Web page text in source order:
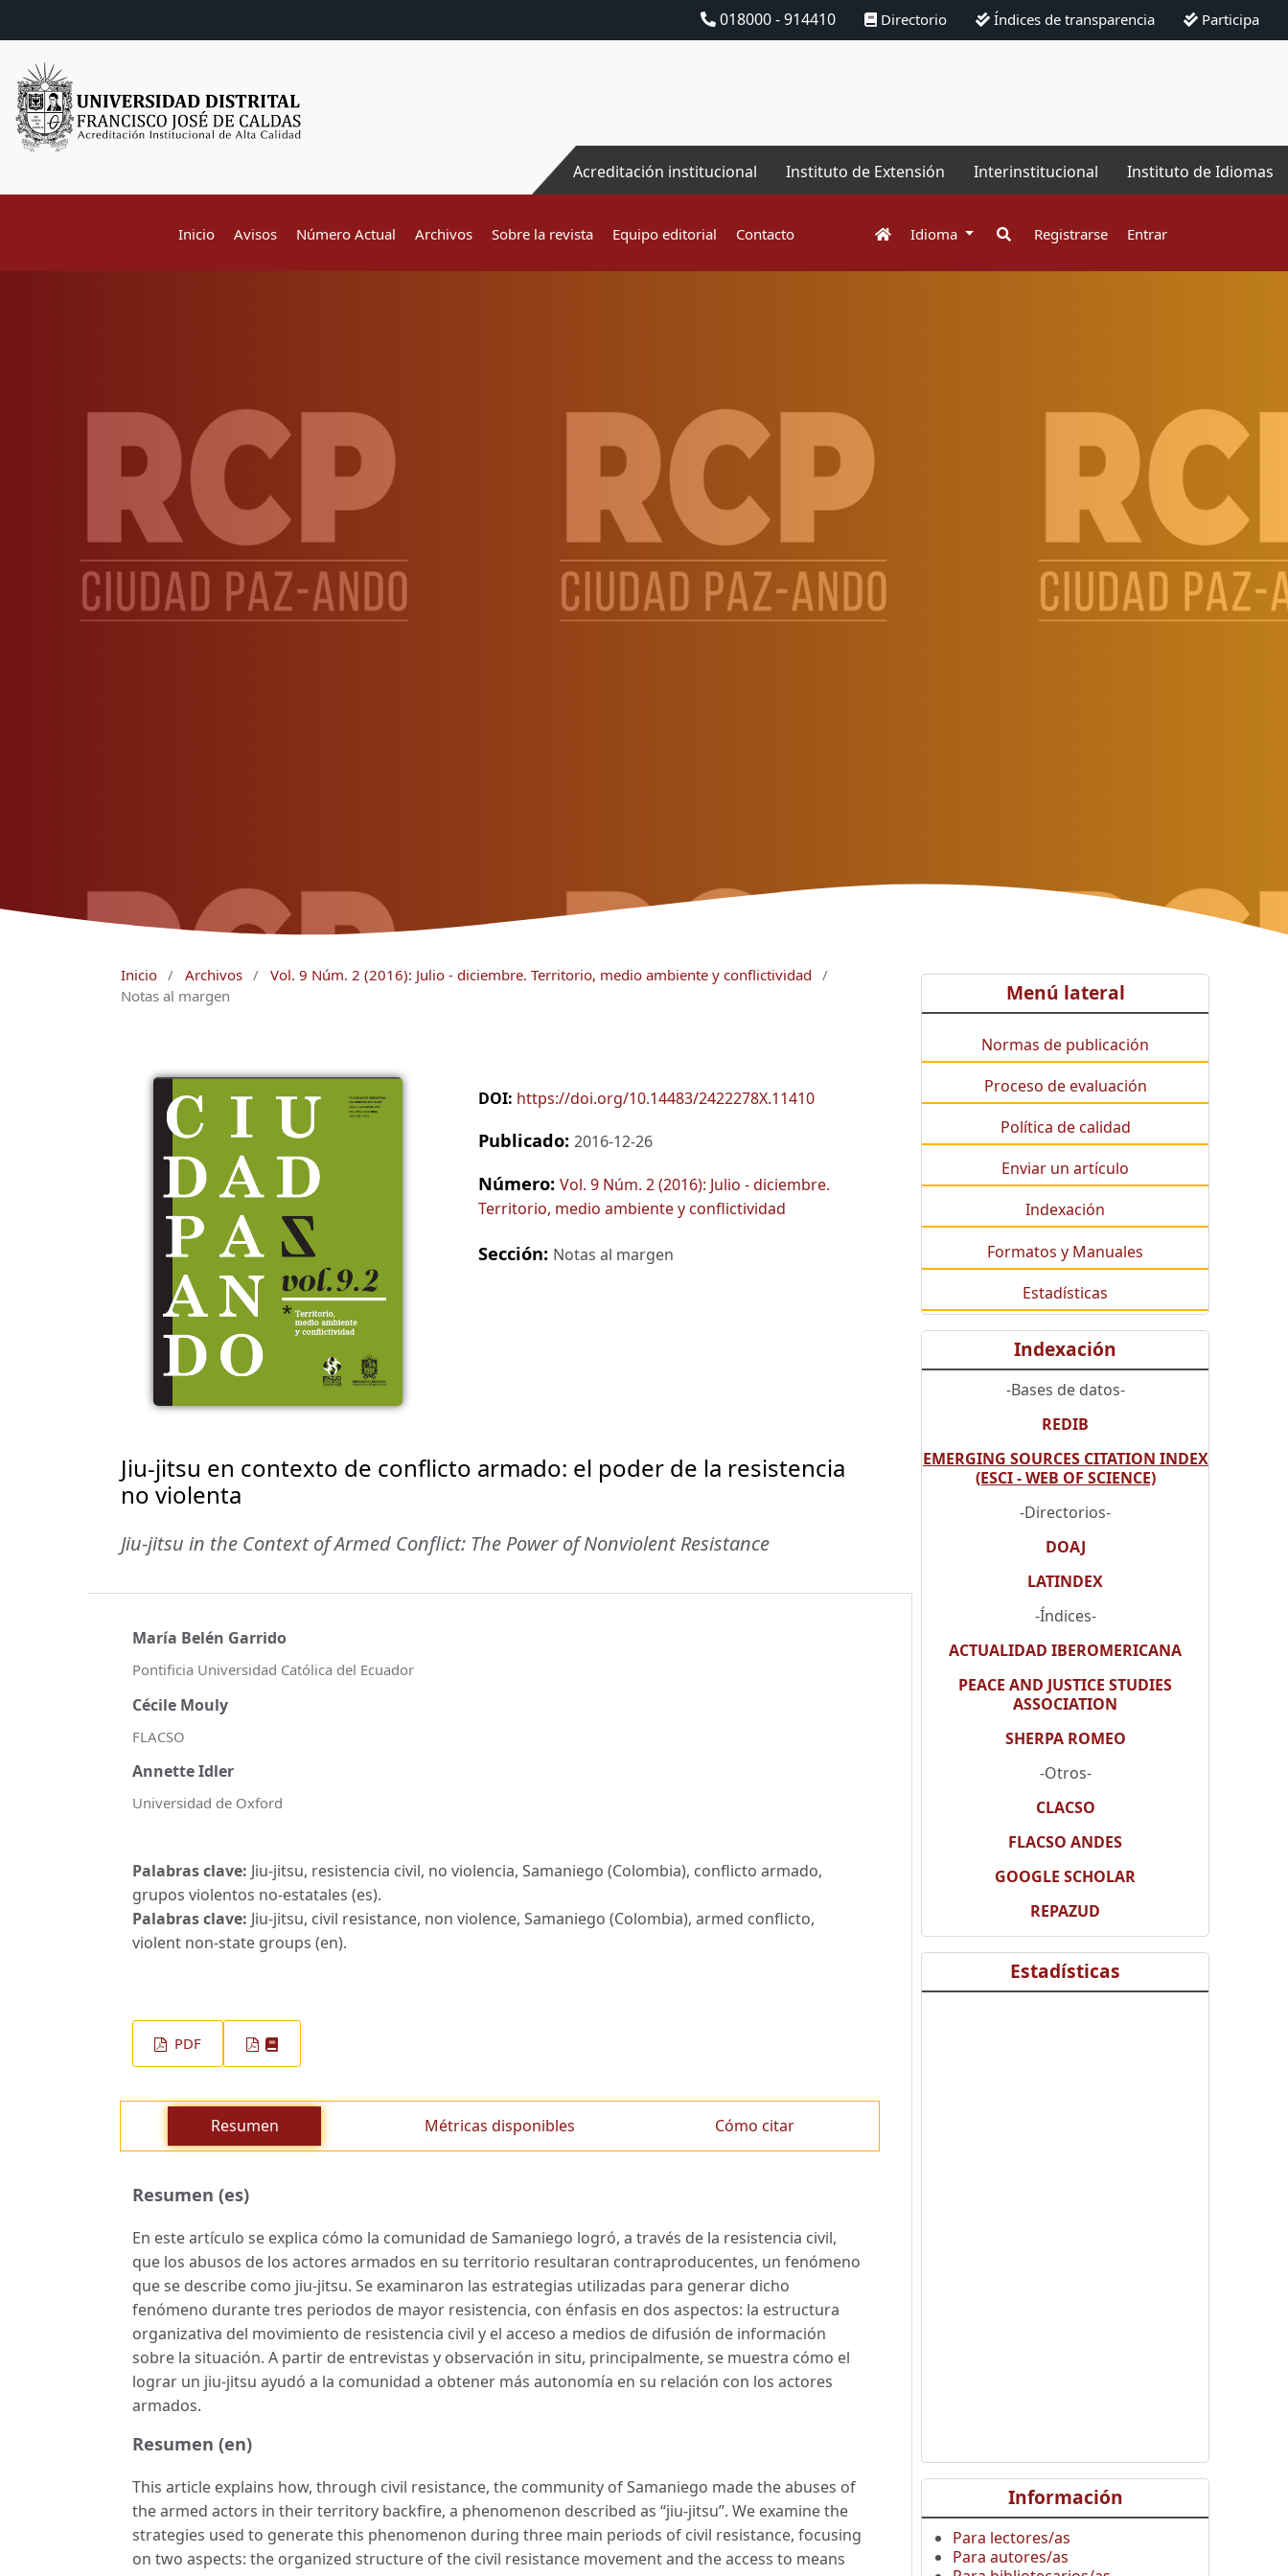
018000 - 914410 Directorio Índices de transparencia Participa
Acreditación institucional Instituto de Extensión Interinstitucional Instituto de Idiomas
Inicio Avisos Número Actual Archivos Sobre la revista Equipo editorial Contacto Idioma Registrarse Entrar
Inicio / Archivos / Vol. 9 Núm. 2 (2016): Julio - diciembre. Territorio, medio ambiente y conflictividad
/
Notas al margen
DOI: https://doi.org/10.14483/2422278X.11410
Publicado: 2016-12-26
Número: Vol. 9 Núm. 2 (2016): Julio - diciembre.
Territorio, medio ambiente y conflictividad
Sección: Notas al margen
Jiu-jitsu en contexto de conflicto armado: el poder de la resistencia
no violenta
Jiu-jitsu in the Context of Armed Conflict: The Power of Nonviolent Resistance
María Belén Garrido
Pontificia Universidad Católica del Ecuador
Cécile Mouly
FLACSO
Annette Idler
Universidad de Oxford
Palabras clave: Jiu-jitsu, resistencia civil, no violencia, Samaniego (Colombia), conflicto armado,
grupos violentos no-estatales (es).
Palabras clave: Jiu-jitsu, civil resistance, non violence, Samaniego (Colombia), armed conflicto,
violent non-state groups (en).
PDF
Resumen Métricas disponibles Cómo citar
Resumen (es)
En este artículo se explica cómo la comunidad de Samaniego logró, a través de la resistencia civil,
que los abusos de los actores armados en su territorio resultaran contraproducentes, un fenómeno
que se describe como jiu-jitsu. Se examinaron las estrategias utilizadas para generar dicho
fenómeno durante tres periodos de mayor resistencia, con énfasis en dos aspectos: la estructura
organizativa del movimiento de resistencia civil y el acceso a medios de difusión de información
sobre la situación. A partir de entrevistas y observación in situ, principalmente, se muestra cómo el
lograr un jiu-jitsu ayudó a la comunidad a obtener más autonomía en su relación con los actores
armados.
Resumen (en)
This article explains how, through civil resistance, the community of Samaniego made the abuses of
the armed actors in their territory backfire, a phenomenon described as “jiu-jitsu”. We examine the
strategies used to generate this phenomenon during three main periods of civil resistance, focusing
on two aspects: the organized structure of the civil resistance movement and the access to means
Menú lateral
Normas de publicación
Proceso de evaluación
Política de calidad
Enviar un artículo
Indexación
Formatos y Manuales
Estadísticas
Indexación
-Bases de datos-
REDIB
EMERGING SOURCES CITATION INDEX
(ESCI - WEB OF SCIENCE)
-Directorios-
DOAJ
LATINDEX
-Índices-
ACTUALIDAD IBEROMERICANA
PEACE AND JUSTICE STUDIES
ASSOCIATION
SHERPA ROMEO
-Otros-
CLACSO
FLACSO ANDES
GOOGLE SCHOLAR
REPAZUD
Estadísticas
Información
Para lectores/as
Para autores/as